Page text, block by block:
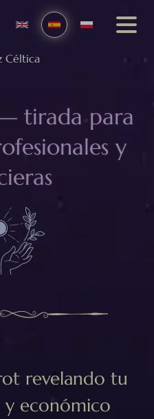
Céltica
tirada para
y
revelando tu
económico